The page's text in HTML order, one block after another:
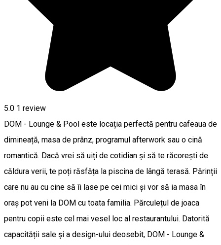
5.0 1 review
DOM - Lounge & Pool este locația perfectă pentru cafeaua de
dimineață, masa de prânz, programul afterwork sau o cină
romantică. Dacă vrei să uiți de cotidian și să te răcorești de
căldura verii, te poți răsfăța la piscina de lângă terasă. Părinții
care nu au cu cine să îi lase pe cei mici și vor să ia masa în
oraș pot veni la DOM cu toata familia. Părculețul de joaca
pentru copii este cel mai vesel loc al restaurantului. Datorită
capacității sale și a design-ului deosebit, DOM - Lounge &